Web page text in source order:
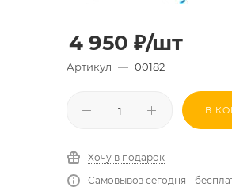
4 950 ₽/шт
Артикул — 00182
В
Хочу в подарок
Самовывоз сегодня -